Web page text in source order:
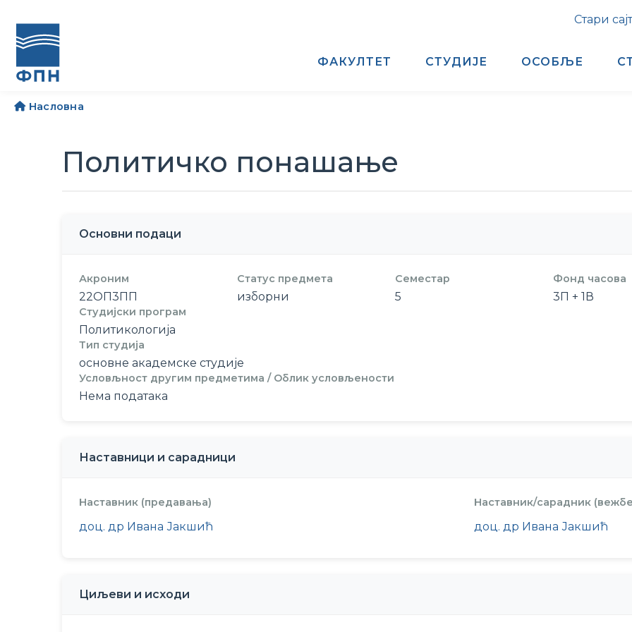
Стари сајт
ФАКУЛТЕТ СТУДИЈЕ ОСОБЉЕ
Насловна
Политичко понашање
Основни подаци
Акроним
22ОП3ПП
Статус предмета
изборни
Семестар
5
Фонд часова
3П + 1В
Студијски програм
Политикологија
Тип студија
основне академске студије
Условљност другим предметима / Облик условљености
Нема података
Наставници и сарадници
Наставник (предавања)
доц. др Ивана Јакшић
Наставник/сарадник
доц. др Ивана Јакшић
Циљеви и исходи